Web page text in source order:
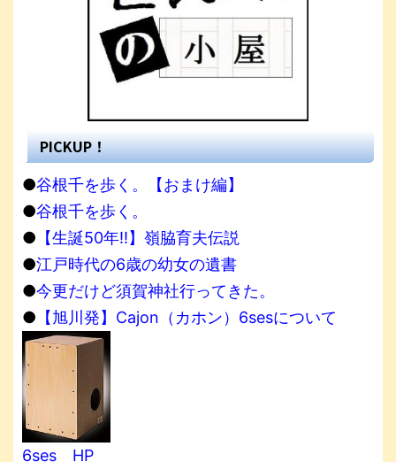
PICKUP！
●谷根千を歩く。【おまけ編】
●谷根千を歩く。
● 【生誕50年!!】嶺脇育夫伝説
●江戸時代の6歳の幼女の遺書
●今更だけど須賀神社行ってきた。
● 【旭川発】Cajon（カホン）6sesについて
6ses HP